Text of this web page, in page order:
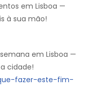
em Lisboa —
à sua mão!
em Lisboa —
cidade!
fazer-este-fim-